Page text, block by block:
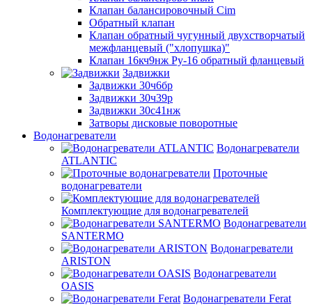
Клапан балансировочный Cim
Обратный клапан
Клапан обратный чугунный двухстворчатый
межфланцевый ("хлопушка)"
Клапан 16кч9нж Ру-16 обратный фланцевый
Задвижки
Задвижки 30ч6бр
Задвижки 30ч39р
Задвижки 30с41нж
Затворы дисковые поворотные
Водонагреватели
Водонагреватели
ATLANTIC
Проточные
водонагреватели
Комплектующие для водонагревателей
Водонагреватели
SANTERMO
Водонагреватели
ARISTON
Водонагреватели
OASIS
Водонагреватели Ferat